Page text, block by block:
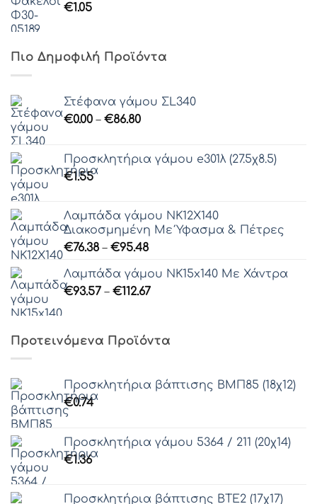
€1.05
Πιο Δημοφιλή Προϊόντα
Στέφανα γάμου ΣL340
€0.00 – €86.80Price
through
Προσκλητήρια γάμου e301λ (27.5χ8.5)
€1.55
Λαμπάδα γάμου ΝΚ12X140
Διακοσμημένη Με Ύφασμα & Πέτρες
€76.38 – €95.48Price
€76.38
through
Λαμπάδα γάμου ΝΚ15x140 Με Χάντρα
€93.57 – €112.67Price
through
Προτεινόμενα Προϊόντα
Προσκλητήρια βάπτισης ΒΜΠ85 (18χ12)
€0.74
Προσκλητήρια γάμου 5364 / 211 (20χ14)
€1.36
Προσκλητήρια βάπτισης ΒΤΕ2 (17χ17)